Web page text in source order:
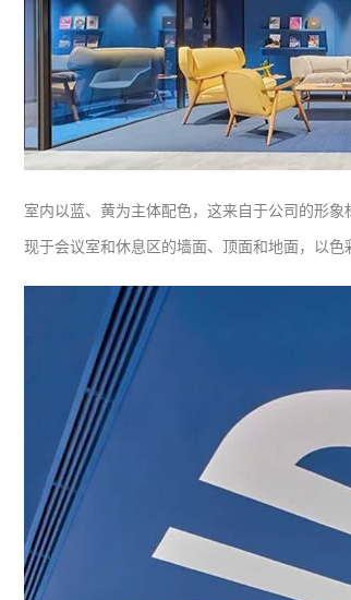
室内以蓝、黄为主体配色，这来自于公司的形
现于会议室和休息区的墙面、顶面和地面，以色